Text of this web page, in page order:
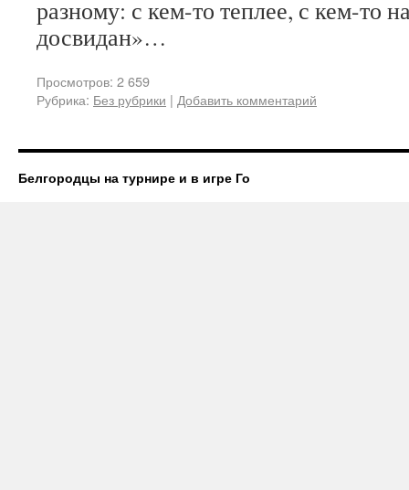
разному: с кем-то теплее, с кем-то
досвидан»…
Просмотров: 2 659
Рубрика: Без рубрики | Добавить комментарий
Белгородцы на турнире и в игре Го